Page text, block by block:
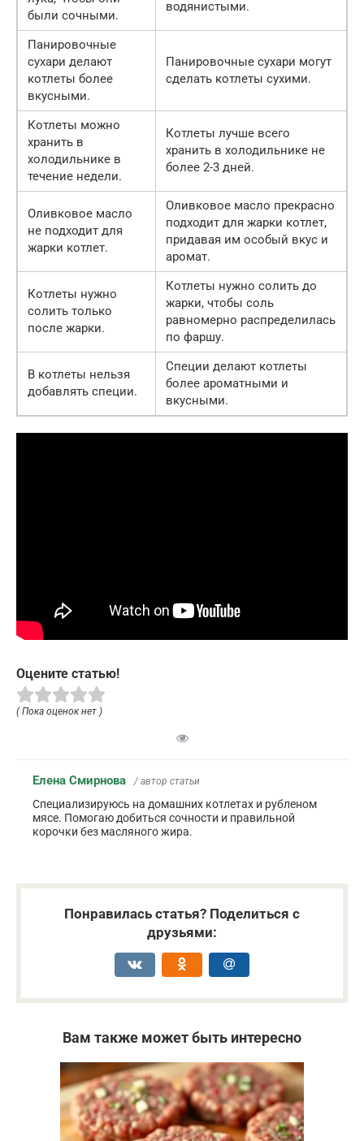
были сочными.
водянистыми.
Панировочные
сухари делают
котлеты более
вкусными.
Панировочные сухари могут
сделать котлеты сухими.
Котлеты можно
хранить в
холодильнике в
течение недели.
Котлеты лучше всего
хранить в холодильнике не
более 2-3 дней.
Оливковое масло
не подходит для
жарки котлет.
Оливковое масло прекрасно
подходит для жарки котлет,
придавая им особый вкус и
аромат.
Котлеты нужно
солить только
после жарки.
Котлеты нужно солить до
жарки, чтобы соль
равномерно распределилась
по фаршу.
В котлеты нельзя
добавлять специи.
Специи делают котлеты
более ароматными и
вкусными.
Оцените статью!
( Пока оценок нет )
Елена Смирнова / автор статьи
Специализируюсь на домашних котлетах и рубленом
мясе. Помогаю добиться сочности и правильной
корочки без масляного жира.
Понравилась статья? Поделиться с
друзьями:
Вам также может быть интересно